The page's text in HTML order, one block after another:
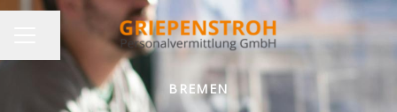
KARRIEREMENÜ
Seite teilen
BREMEN